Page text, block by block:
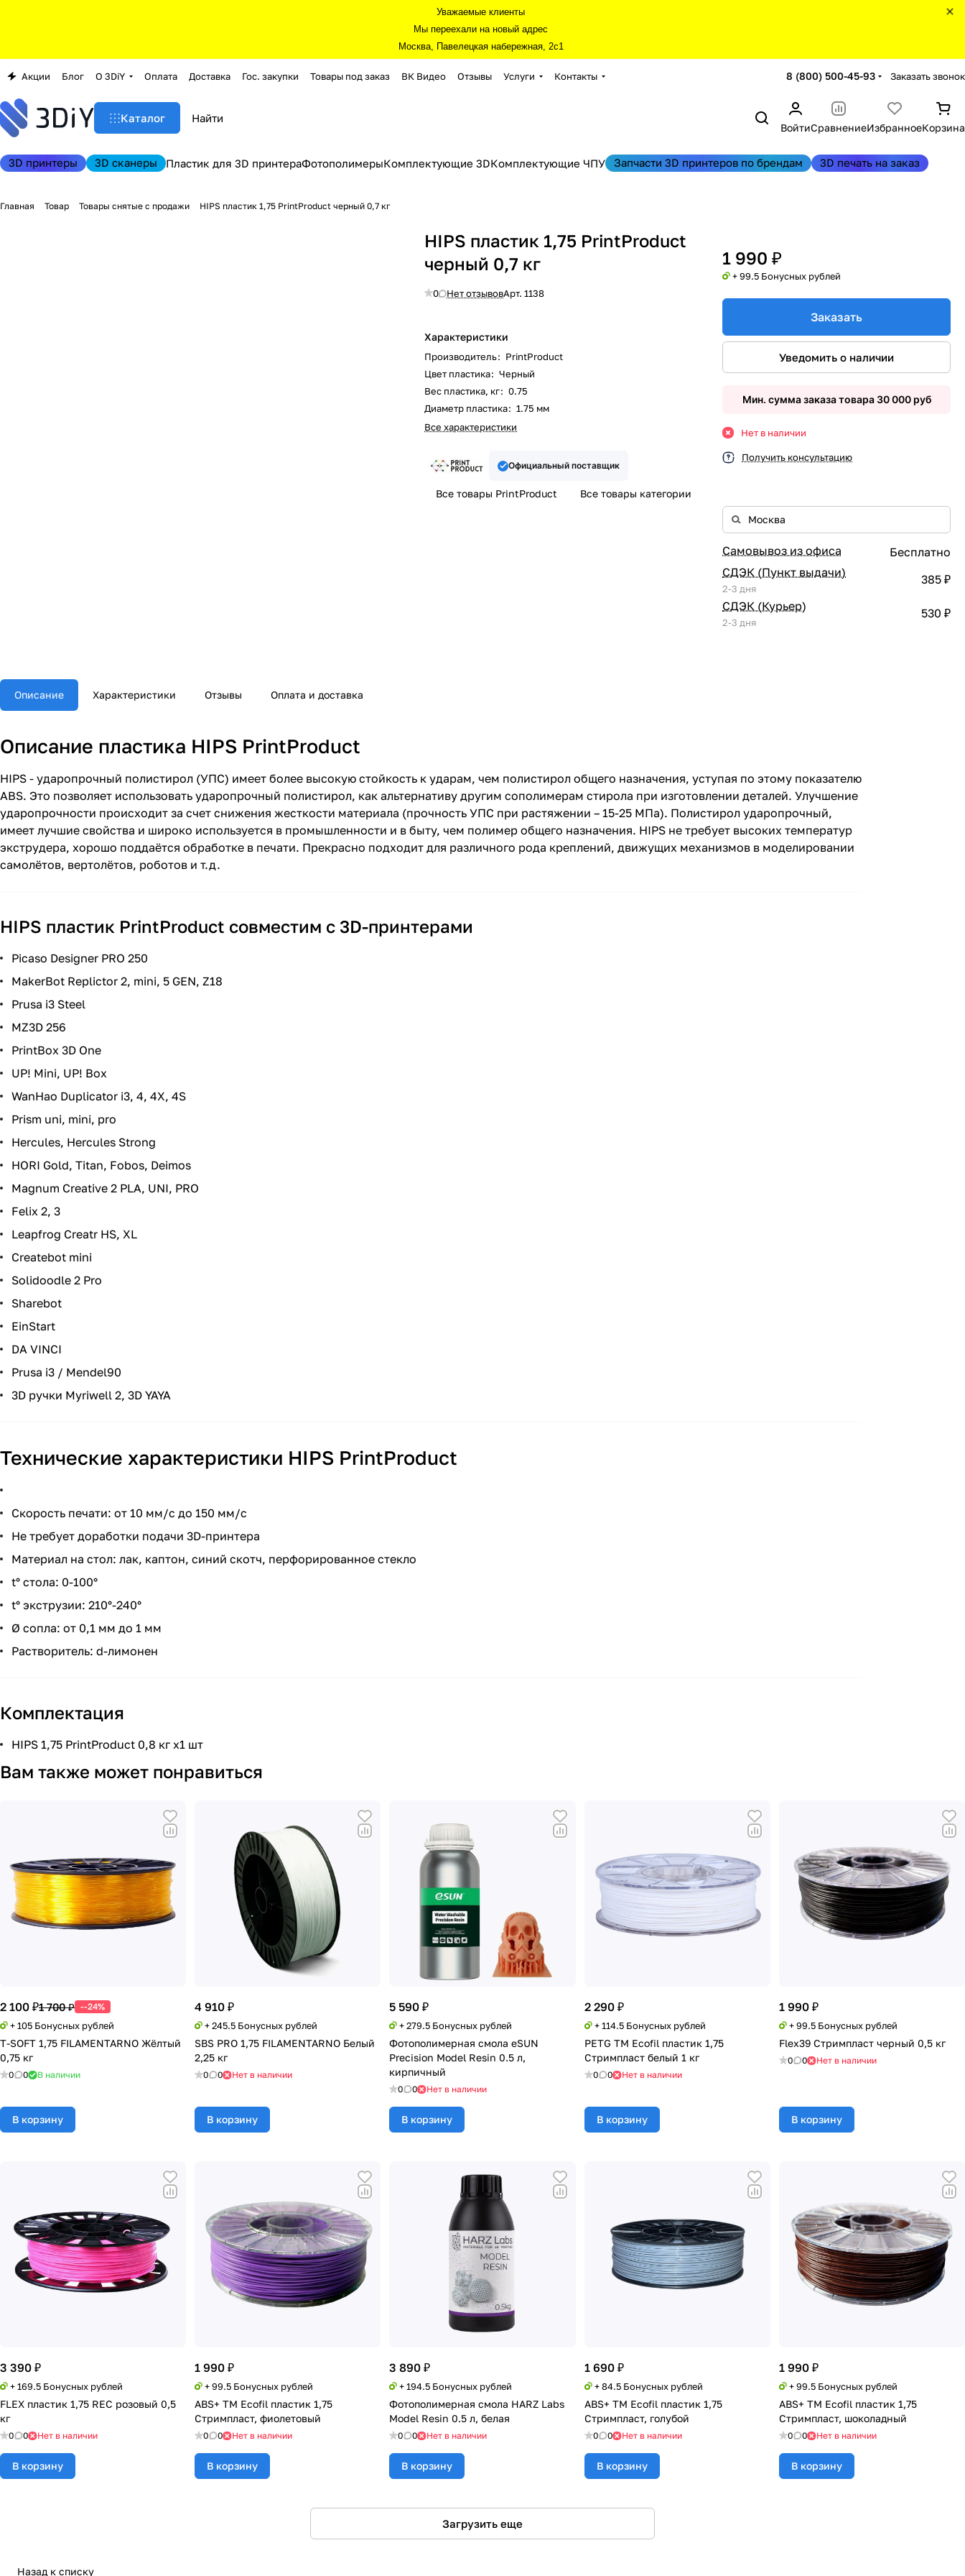
Уважаемые клиенты
Мы переехали на новый адрес
Москва, Павелецкая набережная, 2с1
Акции Блог О 3DiY Оплата Доставка Гос. закупки Товары под заказ ВК Видео Отзывы Услуги Контакты 8 (800) 500-45-93 Заказать звонок
Каталог
ВойтиСравнениеИзбранноеКорзина
3D принтеры 3D сканеры Пластик для 3D принтераФотополимерыКомплектующие 3DКомплектующие ЧПУ Запчасти 3D принтеров по брендам 3D печать на заказ
Главная Товар Товары снятые с продажи HIPS пластик 1,75 PrintProduct черный 0,7 кг
HIPS пластик 1,75 PrintProduct
черный 0,7 кг
0 Нет отзывовАрт.1138
Характеристики
Производитель: PrintProduct
Цвет пластика: Черный
Вес пластика, кг: 0.75
Диаметр пластика: 1.75 мм
Все характеристики
Официальный поставщик
Все товары PrintProduct Все товары категории
1 990 ₽
+ 99.5 Бонусных рублей
Заказать
Уведомить о наличии
Мин. сумма заказа товара 30 000 руб
Нет в наличии
Получить консультацию
Самовывоз из офиса
Бесплатно
СДЭК (Пункт выдачи)
2-3 дня
385 ₽
СДЭК (Курьер)
2-3 дня
530 ₽
Описание Характеристики Отзывы Оплата и доставка
Описание пластика HIPS PrintProduct
HIPS - ударопрочный полистирол (УПС) имеет более высокую стойкость к ударам, чем полистирол общего назначения, уступая по этому показателю
ABS. Это позволяет использовать ударопрочный полистирол, как альтернативу другим сополимерам стирола при изготовлении деталей. Улучшение
ударопрочности происходит за счет снижения жесткости материала (прочность УПС при растяжении – 15-25 МПа). Полистирол ударопрочный,
имеет лучшие свойства и широко используется в промышленности и в быту, чем полимер общего назначения. HIPS не требует высоких температур
экструдера, хорошо поддаётся обработке в печати. Прекрасно подходит для различного рода креплений, движущих механизмов в моделировании
самолётов, вертолётов, роботов и т.д.
HIPS пластик PrintProduct совместим с 3D-принтерами
Picaso Designer PRO 250
MakerBot Replictor 2, mini, 5 GEN, Z18
Prusa i3 Steel
MZ3D 256
PrintBox 3D One
UP! Mini, UP! Box
WanHao Duplicator i3, 4, 4X, 4S
Prism uni, mini, pro
Hercules, Hercules Strong
HORI Gold, Titan, Fobos, Deimos
Magnum Creative 2 PLA, UNI, PRO
Felix 2, 3
Leapfrog Creatr HS, XL
Createbot mini
Solidoodle 2 Pro
Sharebot
EinStart
DA VINCI
Prusa i3 / Mendel90
3D ручки Myriwell 2, 3D YAYA
Технические характеристики HIPS PrintProduct
Скорость печати: от 10 мм/с до 150 мм/с
Не требует доработки подачи 3D-принтера
Материал на стол: лак, каптон, синий скотч, перфорированное стекло
t° стола: 0-100°
t° экструзии: 210°-240°
Ø сопла: от 0,1 мм до 1 мм
Растворитель: d-лимонен
Комплектация
HIPS 1,75 PrintProduct 0,8 кг x1 шт
Вам также может понравиться
2 100 ₽1 700 ₽ --24%
+ 105 Бонусных рублей
T-SOFT 1,75 FILAMENTARNO Жёлтый
0,75 кг
0 0 В наличии
В корзину
4 910 ₽
+ 245.5 Бонусных рублей
SBS PRO 1,75 FILAMENTARNO Белый
2,25 кг
0 0 Нет в наличии
В корзину
5 590 ₽
+ 279.5 Бонусных рублей
Фотополимерная смола eSUN
Precision Model Resin 0.5 л,
кирпичный
0 0 Нет в наличии
В корзину
2 290 ₽
+ 114.5 Бонусных рублей
PETG TM Ecofil пластик 1,75
Стримпласт белый 1 кг
0 0 Нет в наличии
В корзину
1 990 ₽
+ 99.5 Бонусных рублей
Flex39 Стримпласт черный 0,5 кг
0 0 Нет в наличии
В корзину
3 390 ₽
+ 169.5 Бонусных рублей
FLEX пластик 1,75 REC розовый 0,5
кг
0 0 Нет в наличии
В корзину
1 990 ₽
+ 99.5 Бонусных рублей
ABS+ TM Ecofil пластик 1,75
Стримпласт, фиолетовый
0 0 Нет в наличии
В корзину
3 890 ₽
+ 194.5 Бонусных рублей
Фотополимерная смола HARZ Labs
Model Resin 0.5 л, белая
0 0 Нет в наличии
В корзину
1 690 ₽
+ 84.5 Бонусных рублей
ABS+ TM Ecofil пластик 1,75
Стримпласт, голубой
0 0 Нет в наличии
В корзину
1 990 ₽
+ 99.5 Бонусных рублей
ABS+ TM Ecofil пластик 1,75
Стримпласт, шоколадный
0 0 Нет в наличии
В корзину
Загрузить еще
Назад к списку